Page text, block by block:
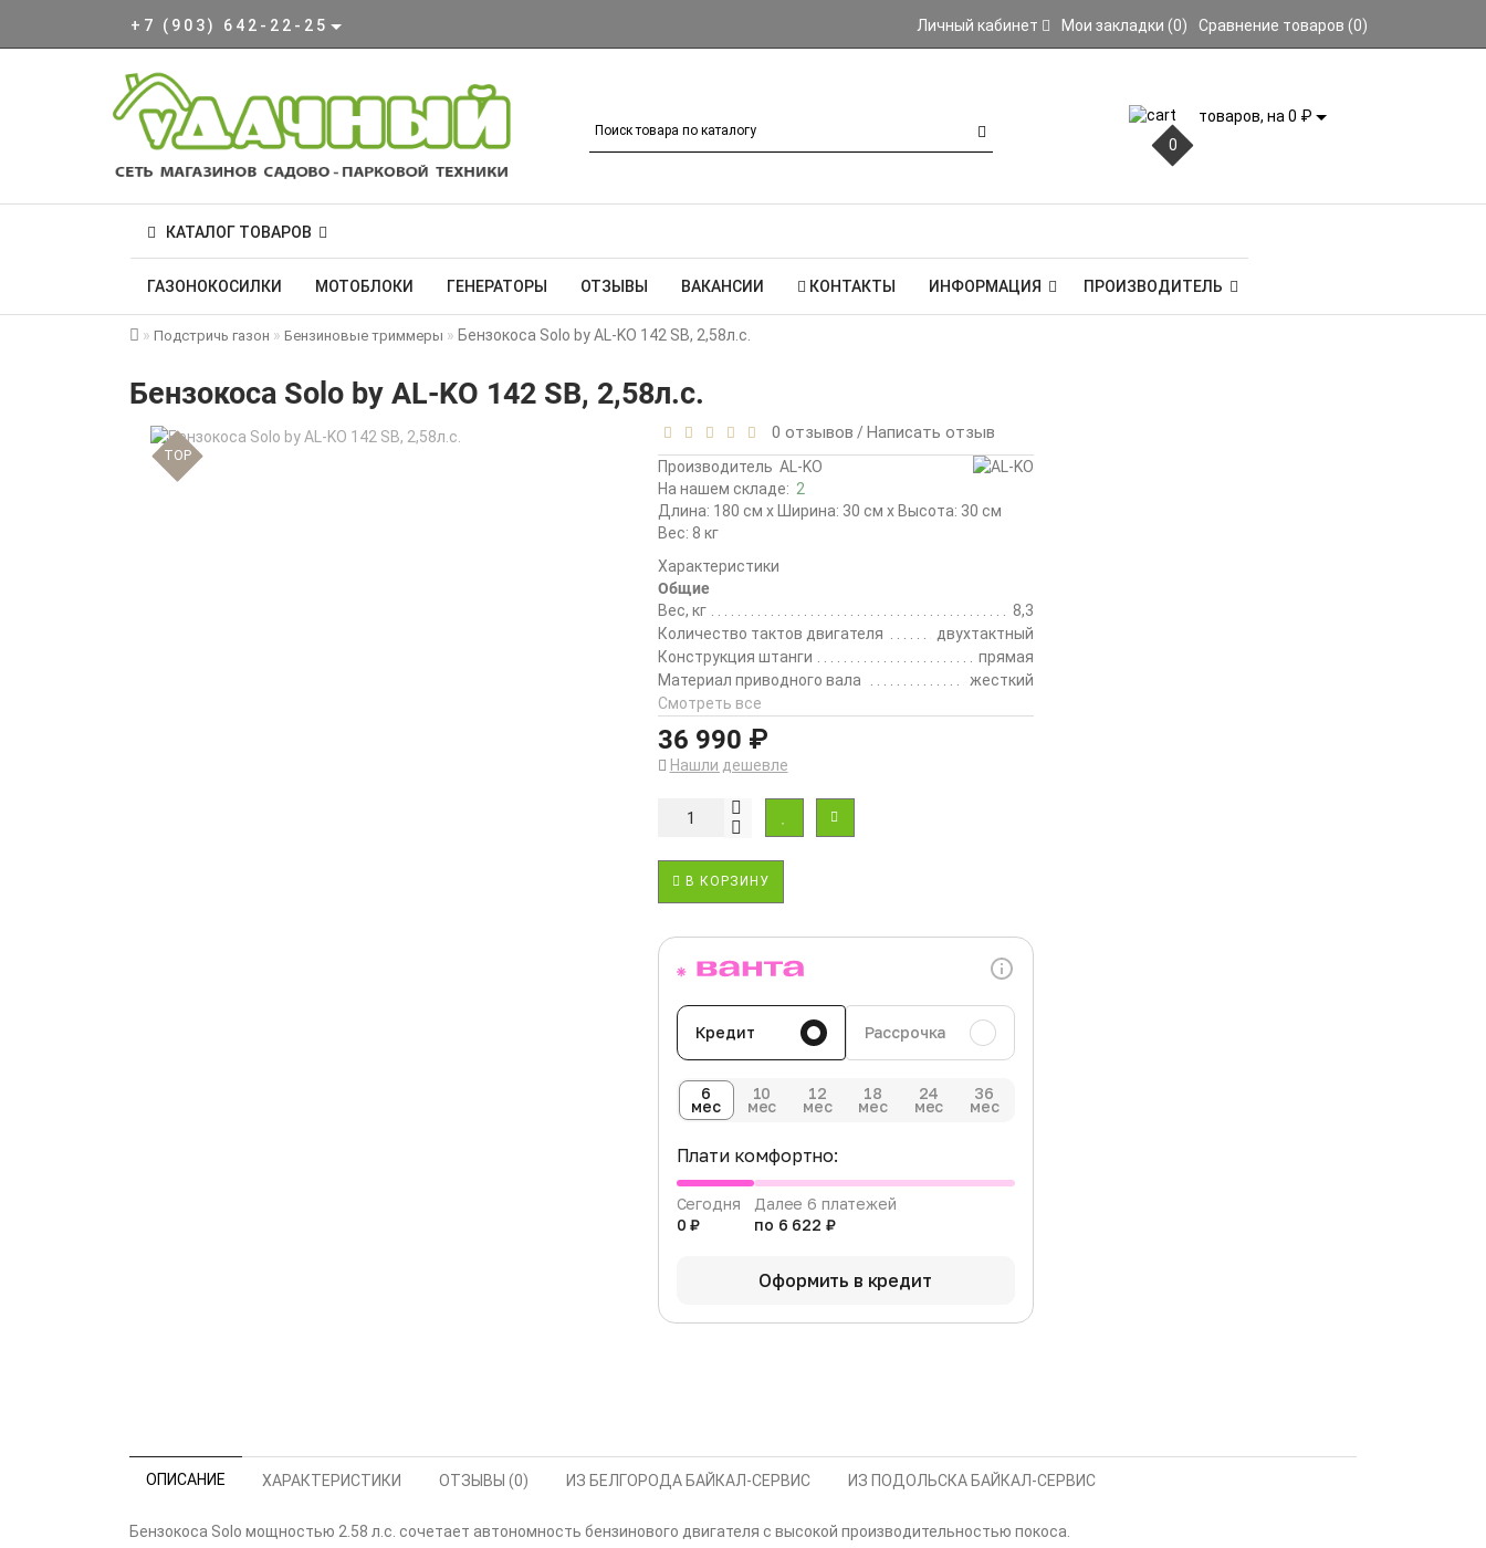
+7 (903) 642-22-25 Личный кабинет Мои закладки (0) Сравнение товаров (0)
0
товаров, на 0 ₽
КАТАЛОГ ТОВАРОВ
ГАЗОНОКОСИЛКИ МОТОБЛОКИ ГЕНЕРАТОРЫ ОТЗЫВЫ ВАКАНСИИ КОНТАКТЫ ИНФОРМАЦИЯ ПРОИЗВОДИТЕЛЬ
Подстричь газон Бензиновые триммеры Бензокоса Solo by AL-KO 142 SB, 2,58л.с.
Бензокоса Solo by AL-KO 142 SB, 2,58л.с.
TOP
0 отзывов / Написать отзыв
Производитель AL-KO
На нашем складе: 2
Длина: 180 см x Ширина: 30 см x Высота: 30 см
Вес: 8 кг
Характеристики
Общие
Вес, кг
8,3
Количество тактов двигателя
двухтактный
Конструкция штанги
прямая
Материал приводного вала
жесткий
Смотреть все
36 990 ₽
Нашли дешевле
В КОРЗИНУ
Кредит Рассрочка
6
мес
10
мес
12
мес
18
мес
24
мес
36
мес
Плати комфортно:
Сегодня
0 ₽
Далее 6 платежей
по 6 622 ₽
Оформить в кредит
ОПИСАНИЕ ХАРАКТЕРИСТИКИ ОТЗЫВЫ (0) ИЗ БЕЛГОРОДА БАЙКАЛ-СЕРВИС ИЗ ПОДОЛЬСКА БАЙКАЛ-СЕРВИС
Бензокоса Solo мощностью 2.58 л.с. сочетает автономность бензинового двигателя с высокой производительностью покоса.